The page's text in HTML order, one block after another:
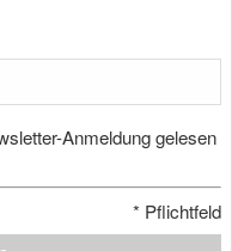
Anmeldung gelesen
* Pflichtfeld